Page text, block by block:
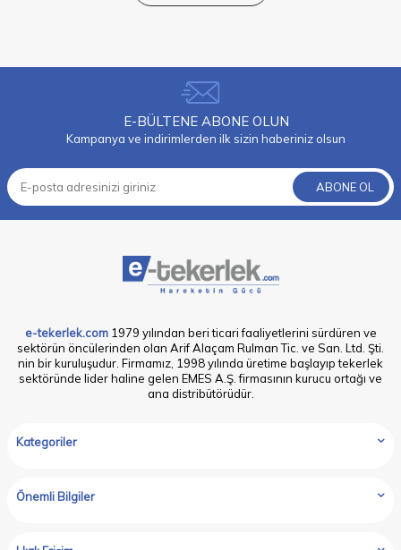
E-BÜLTENE ABONE OLUN
Kampanya ve indirimlerden ilk sizin haberiniz olsun
ABONE OL
e-tekerlek.com1979 yılından beri ticari faaliyetlerini sürdüren ve
sektörün öncülerinden olan Arif Alaçam Rulman Tic. ve San. Ltd. Şti.
nin bir kuruluşudur. Firmamız, 1998 yılında üretime başlayıp tekerlek
sektöründe lider haline gelen EMES A.Ş. firmasının kurucu ortağı ve
ana distribütörüdür.
Kategoriler
Önemli Bilgiler